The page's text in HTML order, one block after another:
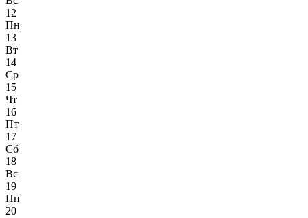
12
Пн
13
Вт
14
Ср
15
Чт
16
Пт
17
Сб
18
Вс
19
Пн
20